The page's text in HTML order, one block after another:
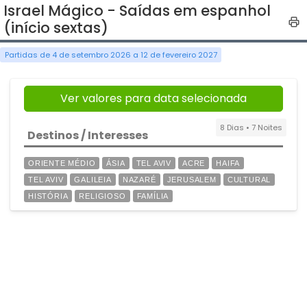
Israel Mágico - Saídas em espanhol
(início sextas)
Partidas de 4 de setembro 2026 a 12 de fevereiro 2027
Ver valores para data selecionada
8 Dias • 7 Noites
Destinos / Interesses
ORIENTE MÉDIO ÁSIA TEL AVIV ACRE
HAIFA
TEL AVIV
GALILEIA NAZARÉ JERUSALEM
CULTURAL
HISTÓRIA
RELIGIOSO FAMÍLIA